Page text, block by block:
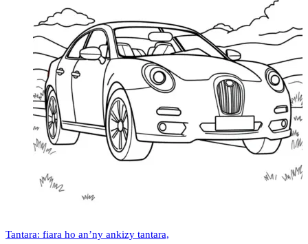
Tantara: fiara ho an’ny ankizy tantara,